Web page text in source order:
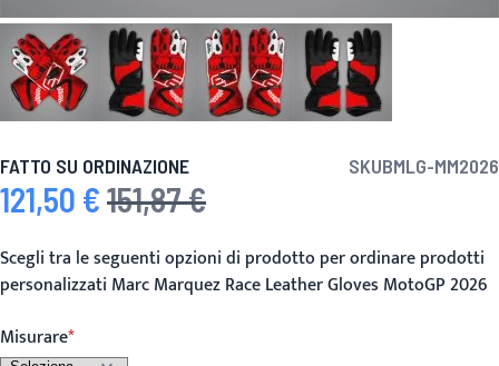
FATTO SU ORDINAZIONE SKUBMLG-MM2026
Prezzo speciale
121,50 € Prezzo predefinito
151,87 €
Scegli tra le seguenti opzioni di prodotto per ordinare prodotti
personalizzati Marc Marquez Race Leather Gloves MotoGP 2026
Misurare